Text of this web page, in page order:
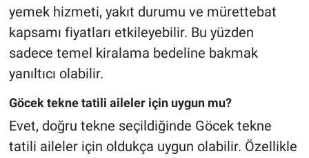
yemek hizmeti, yakıt durumu ve mürettebat
kapsamı fiyatları etkileyebilir. Bu yüzden
sadece temel kiralama bedeline bakmak
yanıltıcı olabilir.
Göcek tekne tatili aileler için uygun mu?
Evet, doğru tekne seçildiğinde Göcek tekne
tatili aileler için oldukça uygun olabilir. Özellikle